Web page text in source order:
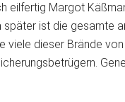
eilfertig Margot
später ist die gesamte
viele dieser Brände